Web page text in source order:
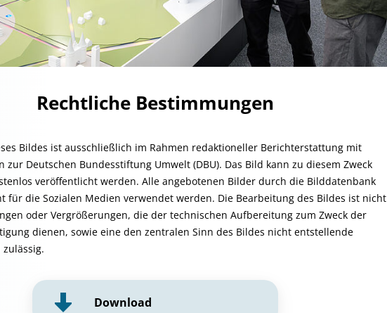
Rechtliche Bestimmungen
Bildes ist ausschließlich im Rahmen redaktioneller Berichterstattung mit
zur Deutschen Bundesstiftung Umwelt (DBU). Das Bild kann zu diesem Zweck
veröffentlicht werden. Alle angebotenen Bilder durch die Bilddatenbank
für die Sozialen Medien verwendet werden. Die Bearbeitung des Bildes ist nicht
oder Vergrößerungen, die der technischen Aufbereitung zum Zweck der
dienen, sowie eine den zentralen Sinn des Bildes nicht entstellende
Download